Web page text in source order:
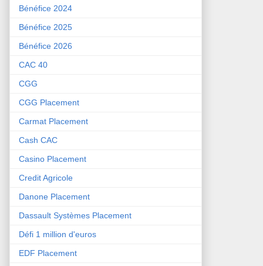
Bénéfice 2024
Bénéfice 2025
Bénéfice 2026
CAC 40
CGG
CGG Placement
Carmat Placement
Cash CAC
Casino Placement
Credit Agricole
Danone Placement
Dassault Systèmes Placement
Défi 1 million d'euros
EDF Placement